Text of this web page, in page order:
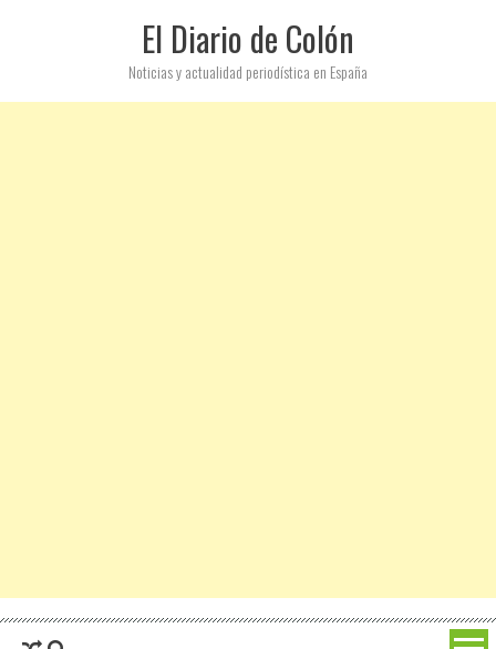
El Diario de Colón
Noticias y actualidad periodística en España